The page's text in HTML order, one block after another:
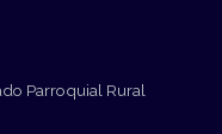
Parroquial Rural